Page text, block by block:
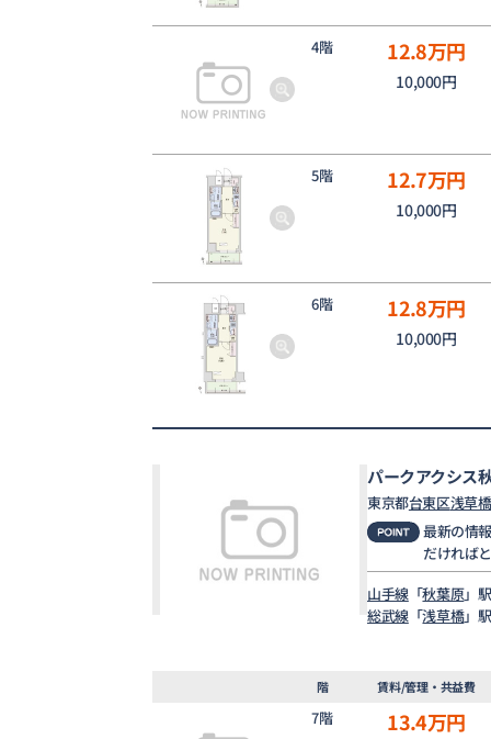
4階 12.8万円
10,000円
5階 12.7万円
10,000円
6階 12.8万円
10,000円
パークアクシス
東京都台東区浅草橋
最新の情
だければ
山手線「秋葉原」
総武線「浅草橋」
階 賃料/管理・共益費
7階 13.4万円